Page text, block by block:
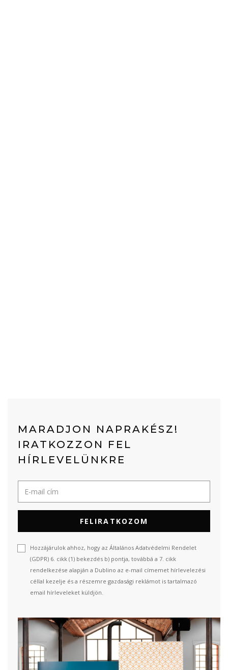
MARADJON NAPRAKÉSZ!
IRATKOZZON FEL
HÍRLEVELÜNKRE
FELIRATKOZOM
Hozzájárulok ahhoz, hogy az Általános Adatvédelmi Rendelet
(GDPR) 6. cikk (1) bekezdés b) pontja, továbbá a 7. cikk
rendelkezése alapján a Dublino az e-mail címemet hírlevelezési
céllal kezelje és a részemre gazdasági reklámot is tartalmazó
email hírleveleket küldjön.